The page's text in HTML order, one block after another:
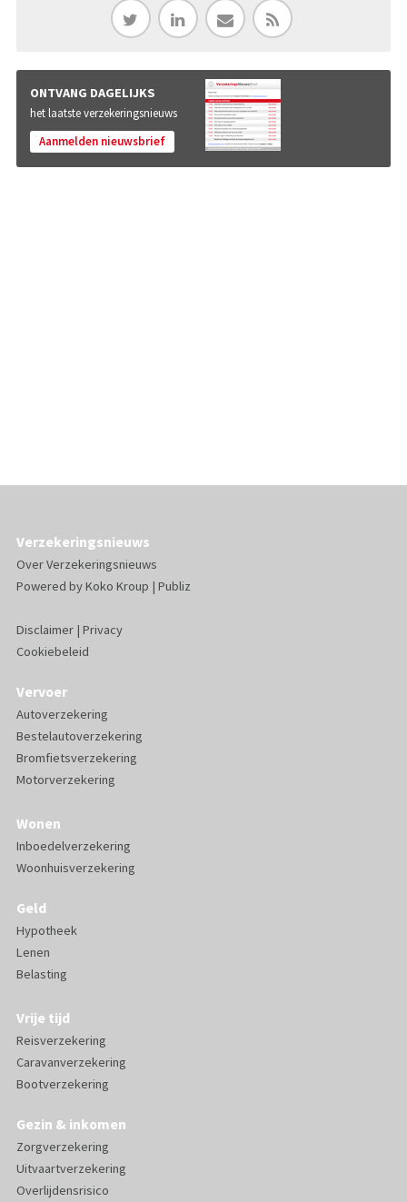
ONTVANG DAGELIJKS
het laatste verzekeringsnieuws
Aanmelden nieuwsbrief
Verzekeringsnieuws
Over Verzekeringsnieuws
Powered byKoko Kroup | Publiz
Disclaimer| Privacy
Cookiebeleid
Vervoer
Autoverzekering
Bestelautoverzekering
Bromfietsverzekering
Motorverzekering
Wonen
Inboedelverzekering
Woonhuisverzekering
Geld
Hypotheek
Lenen
Belasting
Vrije tijd
Reisverzekering
Caravanverzekering
Bootverzekering
Gezin & inkomen
Zorgverzekering
Uitvaartverzekering
Overlijdensrisico